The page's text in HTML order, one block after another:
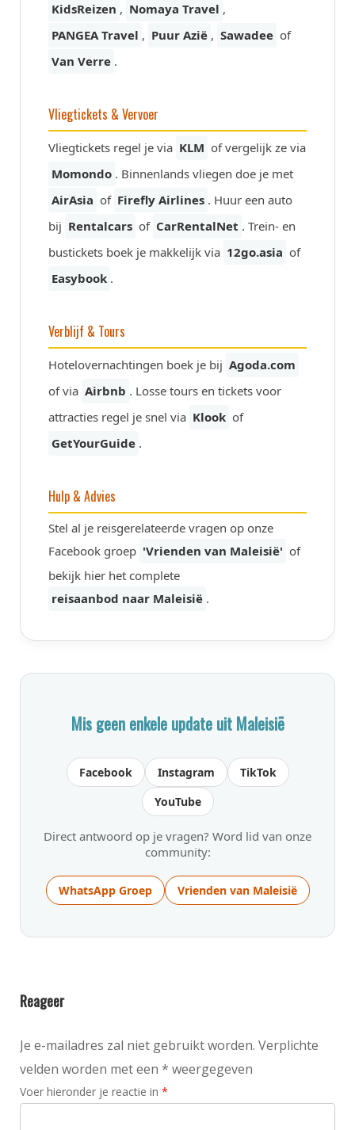
KidsReizen , Nomaya Travel ,
PANGEA Travel , Puur Azië , Sawadee of
Van Verre .
Vliegtickets & Vervoer
Vliegtickets regel je via KLM of vergelijk ze via
Momondo . Binnenlands vliegen doe je met
AirAsia of Firefly Airlines . Huur een auto
bij Rentalcars of CarRentalNet . Trein- en
bustickets boek je makkelijk via 12go.asia of
Easybook .
Verblijf & Tours
Hotelovernachtingen boek je bij Agoda.com
of via Airbnb . Losse tours en tickets voor
attracties regel je snel via Klook of
GetYourGuide .
Hulp & Advies
Stel al je reisgerelateerde vragen op onze
Facebook groep 'Vrienden van Maleisië' of
bekijk hier het complete
reisaanbod naar Maleisië .
Mis geen enkele update uit Maleisië
Facebook Instagram
TikTok
YouTube
Direct antwoord op je vragen? Word lid van onze
community:
WhatsApp Groep Vrienden van Maleisië
Reageer
Je e-mailadres zal niet gebruikt worden. Verplichte
velden worden met een * weergegeven
Voer hieronder je reactie in *